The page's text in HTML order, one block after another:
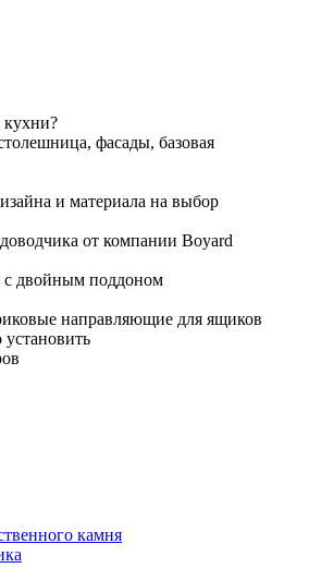
кухни?
фасады, базовая
и материала на выбор
от компании Boyard
двойным поддоном
направляющие для ящиков
камня